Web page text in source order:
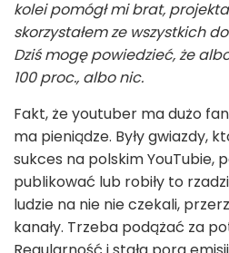
kolei pomógł mi brat,
skorzystałem ze wszystkich
Dziś mogę powiedzieć, że
100 proc., albo nic.
Fakt, że youtuber ma dużo
ma pieniądze. Były gwiazdy,
sukces na polskim YouTubie,
publikować lub robiły to
ludzie na nie nie czekali,
kanały. Trzeba podążać za